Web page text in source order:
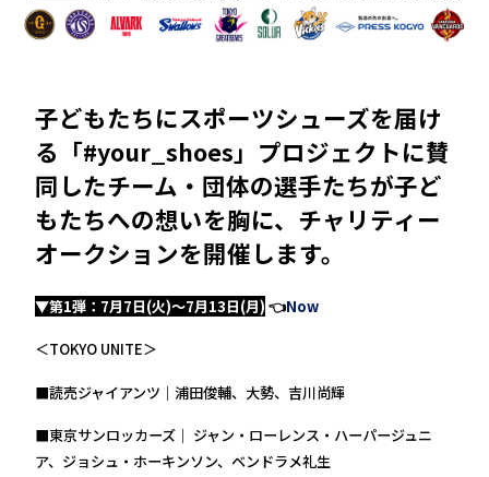
子どもたちにスポーツシューズを届け
る「#your_shoes」プロジェクトに賛
同したチーム・団体の選手たちが子ど
もたちへの想いを胸に、チャリティー
オークションを開催します。
▼第1弾：7月7日(火)～7月13日(月) 👈Now
＜TOKYO UNITE＞
■読売ジャイアンツ｜浦田俊輔、大勢、吉川尚輝
■東京サンロッカーズ｜ ジャン・ローレンス・ハーパージュニ
ア、ジョシュ・ホーキンソン、ベンドラメ礼生